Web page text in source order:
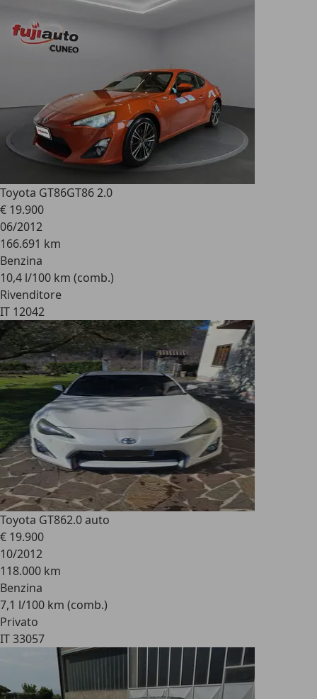
Toyota GT86GT86 2.0
€ 19.900
06/2012
166.691 km
Benzina
10,4 l/100 km (comb.)
Rivenditore
IT 12042
Toyota GT862.0 auto
€ 19.900
10/2012
118.000 km
Benzina
7,1 l/100 km (comb.)
Privato
IT 33057